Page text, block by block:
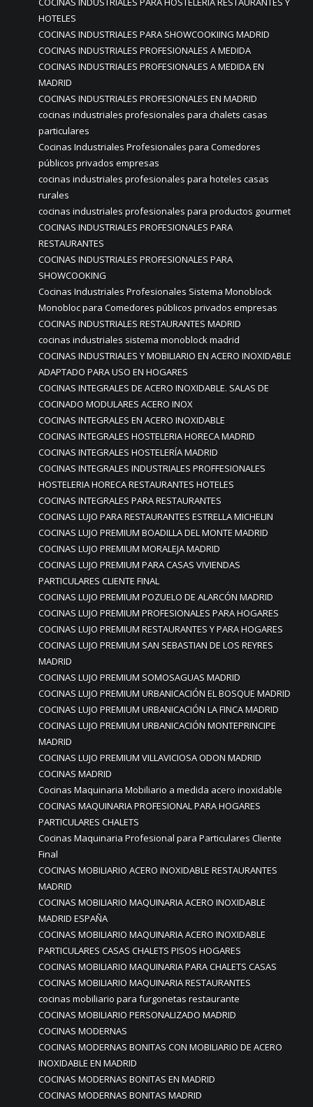
HOTELES
COCINAS INDUSTRIALES PARA SHOWCOOKIING MADRID
COCINAS INDUSTRIALES PROFESIONALES A MEDIDA
COCINAS INDUSTRIALES PROFESIONALES A MEDIDA EN
MADRID
COCINAS INDUSTRIALES PROFESIONALES EN MADRID
cocinas industriales profesionales para chalets casas
particulares
Cocinas Industriales Profesionales para Comedores
públicos privados empresas
cocinas industriales profesionales para hoteles casas
rurales
cocinas industriales profesionales para productos gourmet
COCINAS INDUSTRIALES PROFESIONALES PARA
RESTAURANTES
COCINAS INDUSTRIALES PROFESIONALES PARA
SHOWCOOKING
Cocinas Industriales Profesionales Sistema Monoblock
Monobloc para Comedores públicos privados empresas
COCINAS INDUSTRIALES RESTAURANTES MADRID
cocinas industriales sistema monoblock madrid
COCINAS INDUSTRIALES Y MOBILIARIO EN ACERO INOXIDABLE
ADAPTADO PARA USO EN HOGARES
COCINAS INTEGRALES DE ACERO INOXIDABLE. SALAS DE
COCINADO MODULARES ACERO INOX
COCINAS INTEGRALES EN ACERO INOXIDABLE
COCINAS INTEGRALES HOSTELERIA HORECA MADRID
COCINAS INTEGRALES HOSTELERÍA MADRID
COCINAS INTEGRALES INDUSTRIALES PROFFESIONALES
HOSTELERIA HORECA RESTAURANTES HOTELES
COCINAS INTEGRALES PARA RESTAURANTES
COCINAS LUJO PARA RESTAURANTES ESTRELLA MICHELIN
COCINAS LUJO PREMIUM BOADILLA DEL MONTE MADRID
COCINAS LUJO PREMIUM MORALEJA MADRID
COCINAS LUJO PREMIUM PARA CASAS VIVIENDAS
PARTICULARES CLIENTE FINAL
COCINAS LUJO PREMIUM POZUELO DE ALARCÓN MADRID
COCINAS LUJO PREMIUM PROFESIONALES PARA HOGARES
COCINAS LUJO PREMIUM RESTAURANTES Y PARA HOGARES
COCINAS LUJO PREMIUM SAN SEBASTIAN DE LOS REYRES
MADRID
COCINAS LUJO PREMIUM SOMOSAGUAS MADRID
COCINAS LUJO PREMIUM URBANICACIÓN EL BOSQUE MADRID
COCINAS LUJO PREMIUM URBANICACIÓN LA FINCA MADRID
COCINAS LUJO PREMIUM URBANICACIÓN MONTEPRINCIPE
MADRID
COCINAS LUJO PREMIUM VILLAVICIOSA ODON MADRID
COCINAS MADRID
Cocinas Maquinaria Mobiliario a medida acero inoxidable
COCINAS MAQUINARIA PROFESIONAL PARA HOGARES
PARTICULARES CHALETS
Cocinas Maquinaria Profesional para Particulares Cliente
Final
COCINAS MOBILIARIO ACERO INOXIDABLE RESTAURANTES
MADRID
COCINAS MOBILIARIO MAQUINARIA ACERO INOXIDABLE
MADRID ESPAÑA
COCINAS MOBILIARIO MAQUINARIA ACERO INOXIDABLE
PARTICULARES CASAS CHALETS PISOS HOGARES
COCINAS MOBILIARIO MAQUINARIA PARA CHALETS CASAS
COCINAS MOBILIARIO MAQUINARIA RESTAURANTES
cocinas mobiliario para furgonetas restaurante
COCINAS MOBILIARIO PERSONALIZADO MADRID
COCINAS MODERNAS
COCINAS MODERNAS BONITAS CON MOBILIARIO DE ACERO
INOXIDABLE EN MADRID
COCINAS MODERNAS BONITAS EN MADRID
COCINAS MODERNAS BONITAS MADRID